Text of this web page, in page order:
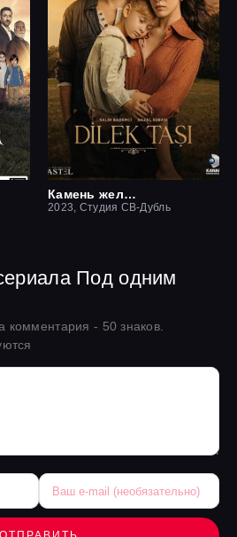
Камень желаний
2023, Студия СВ-Дубль
Под одним
- 50 знаков.